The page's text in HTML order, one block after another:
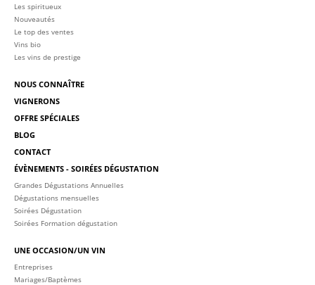
Les spiritueux
Nouveautés
Le top des ventes
Vins bio
Les vins de prestige
NOUS CONNAÎTRE
VIGNERONS
OFFRE SPÉCIALES
BLOG
CONTACT
ÉVÈNEMENTS - SOIRÉES DÉGUSTATION
Grandes Dégustations Annuelles
Dégustations mensuelles
Soirées Dégustation
Soirées Formation dégustation
UNE OCCASION/UN VIN
Entreprises
Mariages/Baptèmes